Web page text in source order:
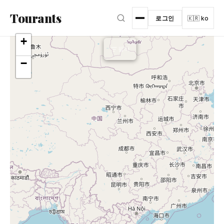
Tourants 로그인 🇰🇷 ko
+
−
필터
더 많은 필터 ▾